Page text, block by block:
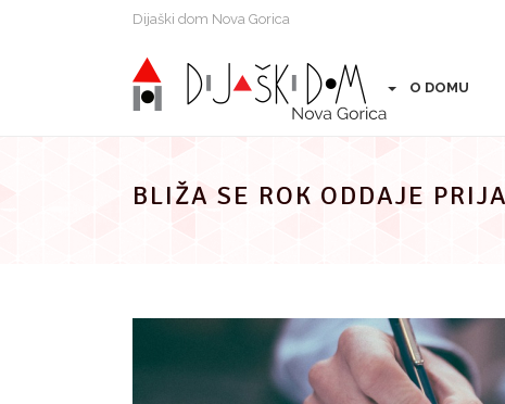
Dijaški dom Nova Gorica
O DOMU
BLIŽA SE ROK ODDAJE